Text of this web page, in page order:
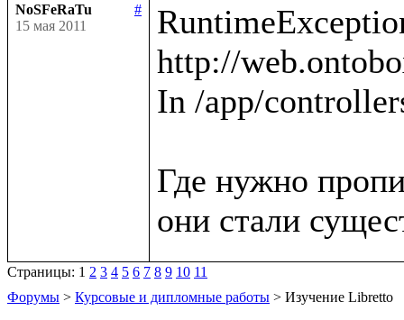
NoSFeRaTu
#
15 мая 2011
http://
In /app/
Где нужно
Страницы: 1 2 3 4 5 6 7 8 9 10 11
Форумы > Курсовые и дипломные работы > Изучение Libretto